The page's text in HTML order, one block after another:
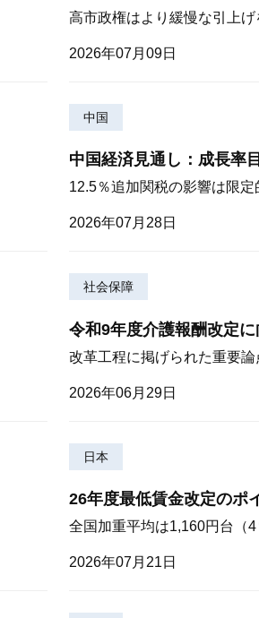
高市政権はより緩慢な引上
2026年07月09日
中国
中国経済見通し：成長率
12.5％追加関税の影響は限
2026年07月28日
社会保障
令和9年度介護報酬改定
改革工程に掲げられた重要
2026年06月29日
日本
26年度最低賃金改定のポ
全国加重平均は1,160円台（
2026年07月21日